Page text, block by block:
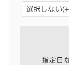
プライバシー
特定商取引法
(
必
指定日